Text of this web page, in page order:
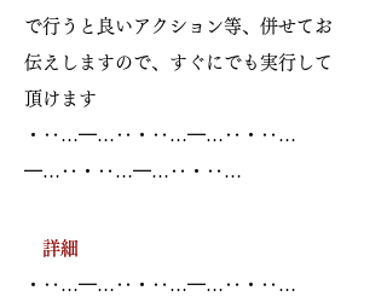
で行うと良いアクション等、併せてお
伝えしますので、すぐにでも実行して
頂けます
・‥…━…‥・‥…━…‥・‥…
━…‥・‥…━…‥・‥…
詳細
・‥…━…‥・‥…━…‥・‥…